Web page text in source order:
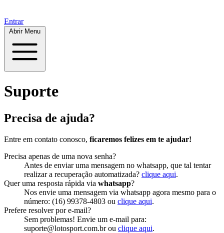
Entrar
Abrir Menu
Suporte
Precisa de ajuda?
Entre em contato conosco, ficaremos felizes em te ajudar!
Precisa apenas de uma nova senha?
Antes de enviar uma mensagem no whatsapp, que tal tentar
realizar a recuperação automatizada? clique aqui.
Quer uma resposta rápida via whatsapp?
Nos envie uma mensagem via whatsapp agora mesmo para o
número: (16) 99378-4803 ou clique aqui.
Prefere resolver por e-mail?
Sem problemas! Envie um e-mail para:
suporte@lotosport.com.brou clique aqui.